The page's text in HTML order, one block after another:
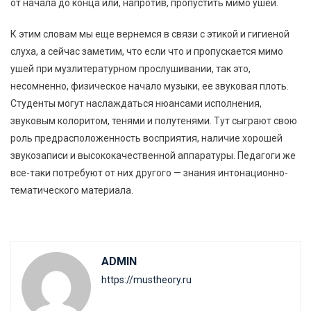
от начала до конца или, напротив, пропустить мимо ушей.
К этим словам мы еще вернемся в связи с этикой и гигиеной
слуха, а сейчас заметим, что если что и пропускается мимо
ушей при музлитературном прослушивании, так это,
несомненно, физическое начало музыки, ее звуковая плоть.
Студенты могут наслаждаться нюансами исполнения,
звуковым колоритом, тенями и полутенями. Тут сыграют свою
роль предрасположенность восприятия, наличие хорошей
звукозаписи и высококачественной аппаратуры. Педагоги же
все-таки потребуют от них другого — знания интонационно-
тематического материала.
ADMIN
https://mustheory.ru